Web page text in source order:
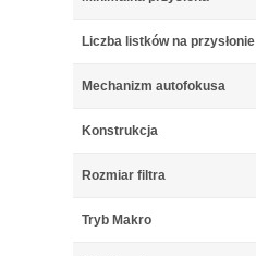
Liczba listków na przysłonie
Mechanizm autofokusa
Konstrukcja
Rozmiar filtra
Tryb Makro